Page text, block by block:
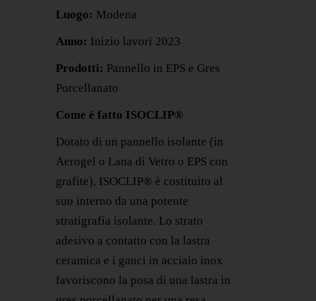
Luogo: Modena
Anno: Inizio lavori 2023
Prodotti: Pannello in EPS e Gres
Porcellanato
Come è fatto ISOCLIP®
Dotato di un pannello isolante (in
Aerogel o Lana di Vetro o EPS con
grafite), ISOCLIP® è costituito al
suo interno da una potente
stratigrafia isolante. Lo strato
adesivo a contatto con la lastra
ceramica e i ganci in acciaio inox
favoriscono la posa di una lastra in